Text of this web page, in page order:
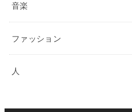
音楽
ファッション
人